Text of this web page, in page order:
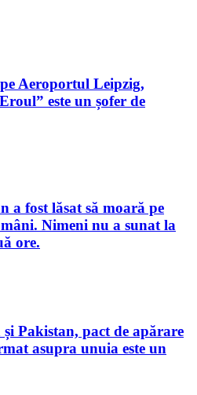
Aeroportul Leipzig,
este un șofer de
a fost lăsat să moară pe
Nimeni nu a sunat la
ore.
Pakistan, pact de apărare
asupra unuia este un